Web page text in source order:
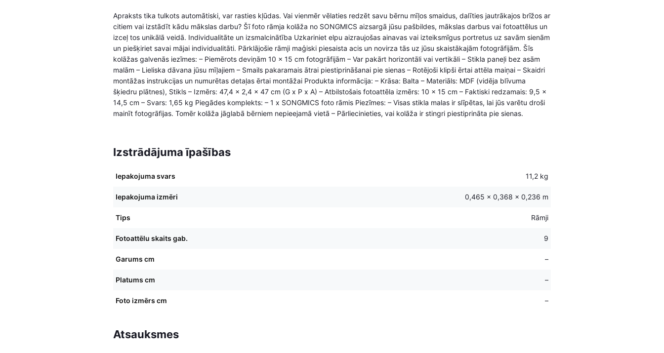
Apraksts tika tulkots automātiski, var rasties kļūdas. Vai vienmēr vēlaties redzēt savu bērnu mīļos smaidus, dalīties jautrākajos brīžos ar
citiem vai izstādīt kādu mākslas darbu? Šī foto rāmja kolāža no SONGMICS aizsargā jūsu pašbildes, mākslas darbus vai fotoattēlus un
izceļ tos unikālā veidā. Individualitāte un izsmalcinātība Uzkariniet elpu aizraujošas ainavas vai izteiksmīgus portretus uz savām sienām
un piešķiriet savai mājai individualitāti. Pārklājošie rāmji maģiski piesaista acis un novirza tās uz jūsu skaistākajām fotogrāfijām. Šīs
kolāžas galvenās iezīmes: – Piemērots deviņām 10 x 15 cm fotogrāfijām – Var pakārt horizontāli vai vertikāli – Stikla paneļi bez asām
malām – Lieliska dāvana jūsu mīļajiem – Smails pakaramais ātrai piestiprināšanai pie sienas – Rotējoši klipši ērtai attēla maiņai – Skaidri
montāžas instrukcijas un numurētas detaļas ērtai montāžai Produkta informācija: – Krāsa: Balta – Materiāls: MDF (vidēja blīvuma
šķiedru plātnes), Stikls – Izmērs: 47,4 x 2,4 x 47 cm (G x P x A) – Atbilstošais fotoattēla izmērs: 10 x 15 cm – Faktiski redzamais: 9,5 x
14,5 cm – Svars: 1,65 kg Piegādes komplekts: – 1 x SONGMICS foto rāmis Piezīmes: – Visas stikla malas ir slīpētas, lai jūs varētu droši
mainīt fotogrāfijas. Tomēr kolāža jāglabā bērniem nepieejamā vietā – Pārliecinieties, vai kolāža ir stingri piestiprināta pie sienas.
Izstrādājuma īpašības
Iepakojuma svars 11,2 kg
Iepakojuma izmēri 0,465 × 0,368 × 0,236 m
Tips Rāmji
Fotoattēlu skaits gab. 9
Garums cm –
Platums cm –
Foto izmērs cm –
Atsauksmes